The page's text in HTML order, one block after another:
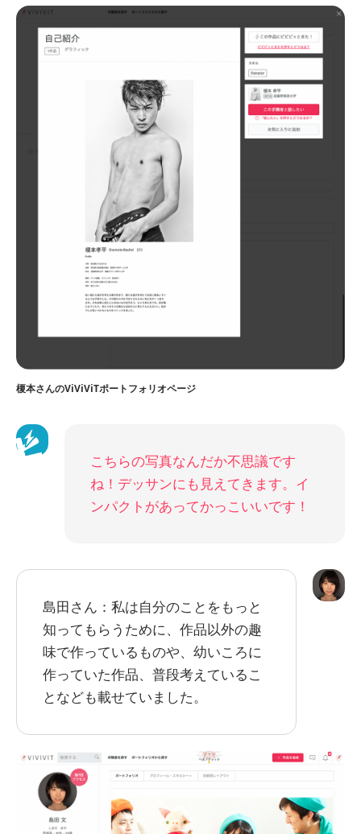
榎本さんのViViViTポートフォリオページ
こちらの写真なんだか不思議です
ね！デッサンにも見えてきます。イ
ンパクトがあってかっこいいです！
島田さん：私は自分のことをもっと
知ってもらうために、作品以外の趣
味で作っているものや、幼いころに
作っていた作品、普段考えているこ
となども載せていました。